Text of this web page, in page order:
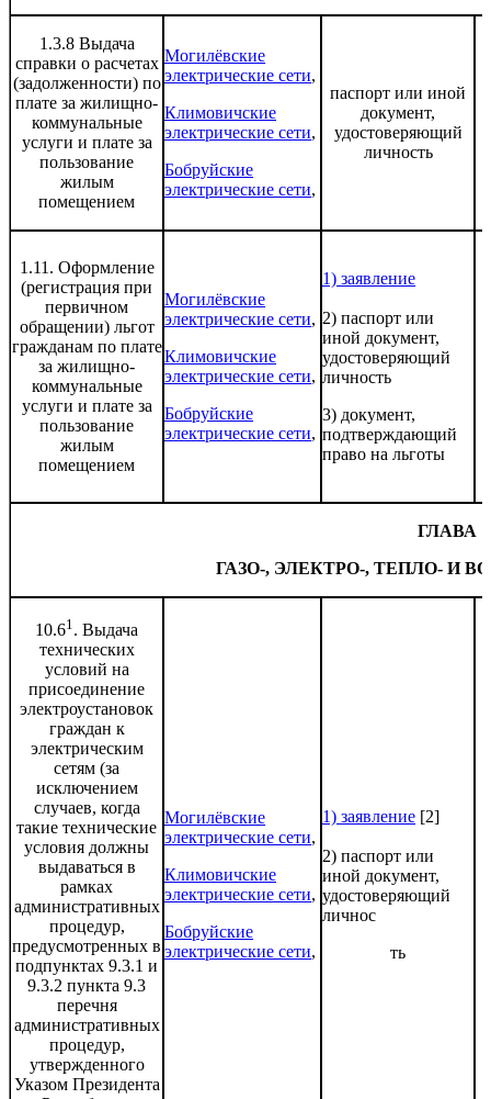
1.3.8 Выдача
справки о расчетах
(задолженности) по
плате за жилищно-
коммунальные
услуги и плате за
пользование
жилым
помещением
Могилёвские
электрические сети,
Климовичские
электрические сети,
Бобруйские
электрические сети,
паспорт или иной
документ,
удостоверяющий
личность
1.11. Оформление
(регистрация при
первичном
обращении) льгот
гражданам по плате
за жилищно-
коммунальные
услуги и плате за
пользование
жилым
помещением
Могилёвские
электрические сети,
Климовичские
электрические сети,
Бобруйские
электрические сети,
1) заявление
2) паспорт или
иной документ,
удостоверяющий
личность
3) документ,
подтверждающий
право на льготы
ГЛАВА
ГАЗО-, ЭЛЕКТРО-, ТЕПЛО- И
10.61. Выдача
технических
условий на
присоединение
электроустановок
граждан к
электрическим
сетям (за
исключением
случаев, когда
такие технические
условия должны
выдаваться в
рамках
административных
процедур,
предусмотренных в
подпунктах 9.3.1 и
9.3.2 пункта 9.3
перечня
административных
процедур,
утвержденного
Указом Президента
Могилёвские
электрические сети,
Климовичские
электрические сети,
Бобруйские
электрические сети,
1) заявление [2]
2) паспорт или
иной документ,
удостоверяющий
личнос
ть